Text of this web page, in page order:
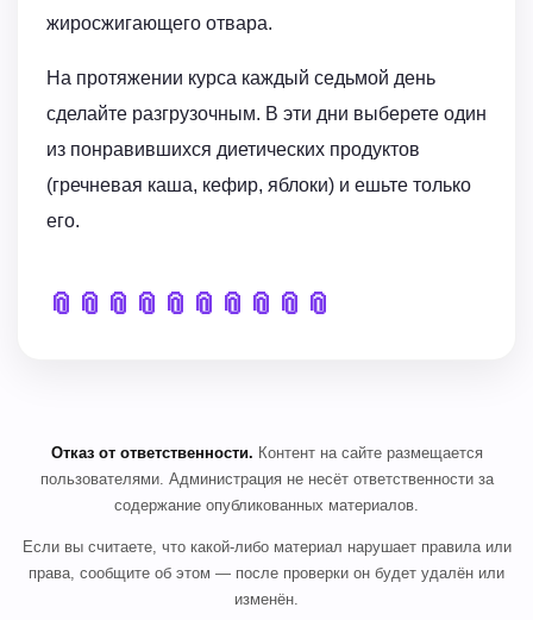
жиросжигающего отвара.
На протяжении курса каждый седьмой день
сделайте разгрузочным. В эти дни выберете один
из понравившихся диетических продуктов
(гречневая каша, кефир, яблоки) и ешьте только
его.
📎 📎 📎 📎 📎 📎 📎 📎 📎 📎
Отказ от ответственности. Контент на сайте размещается
пользователями. Администрация не несёт ответственности за
содержание опубликованных материалов.
Если вы считаете, что какой-либо материал нарушает правила или
права, сообщите об этом — после проверки он будет удалён или
изменён.